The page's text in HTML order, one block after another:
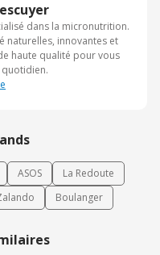
dans la micronutrition.
naturelles, innovantes et
haute qualité pour vous
ASOS
La Redoute
Boulanger